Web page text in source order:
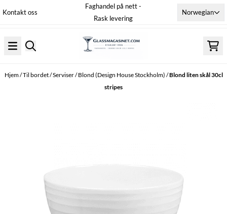
Hopp til innhold
Kontakt oss
Faghandel på nett -
Rask levering
Norwegian
Hjem/Til bordet/Serviser/Blond (Design House Stockholm) /Blond liten skål 30cl
stripes